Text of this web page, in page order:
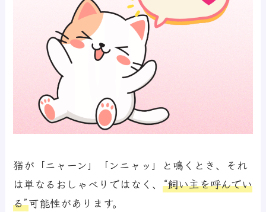
猫が「ニャーン」「ンニャッ」と鳴くとき、それ
は単なるおしゃべりではなく、“飼い主を呼んでい
る”可能性があります。